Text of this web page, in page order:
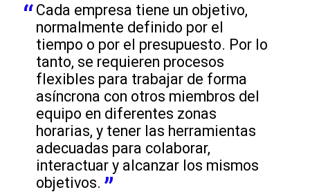
Cada empresa tiene un objetivo,
normalmente definido por el
tiempo o por el presupuesto. Por lo
tanto, se requieren procesos
flexibles para trabajar de forma
asíncrona con otros miembros del
equipo en diferentes zonas
horarias, y tener las herramientas
adecuadas para colaborar,
interactuar y alcanzar los mismos
objetivos.